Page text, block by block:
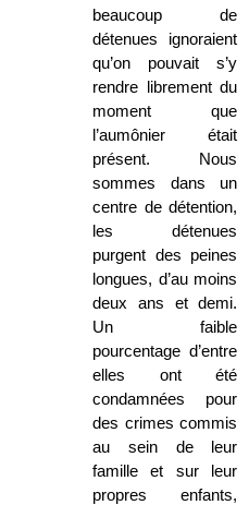
beaucoup de
détenues ignoraient
qu’on pouvait s’y
rendre librement du
moment que
l’aumônier était
présent. Nous
sommes dans un
centre de détention,
les détenues
purgent des peines
longues, d’au moins
deux ans et demi.
Un faible
pourcentage d’entre
elles ont été
condamnées pour
des crimes commis
au sein de leur
famille et sur leur
propres enfants,